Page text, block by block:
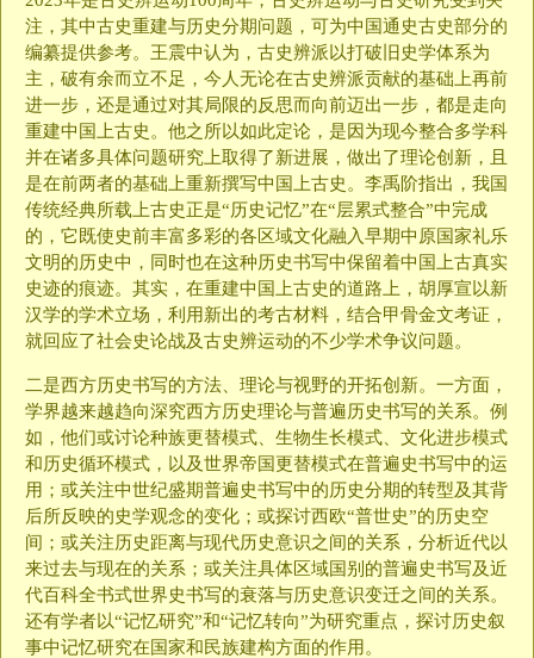
注，其中古史重建与历史分期问题，可为中国通史古史部分的
编纂提供参考。王震中认为，古史辨派以打破旧史学体系为
主，破有余而立不足，今人无论在古史辨派贡献的基础上再前
进一步，还是通过对其局限的反思而向前迈出一步，都是走向
重建中国上古史。他之所以如此定论，是因为现今整合多学科
并在诸多具体问题研究上取得了新进展，做出了理论创新，且
是在前两者的基础上重新撰写中国上古史。李禹阶指出，我国
传统经典所载上古史正是“历史记忆”在“层累式整合”中完成
的，它既使史前丰富多彩的各区域文化融入早期中原国家礼乐
文明的历史中，同时也在这种历史书写中保留着中国上古真实
史迹的痕迹。其实，在重建中国上古史的道路上，胡厚宣以新
汉学的学术立场，利用新出的考古材料，结合甲骨金文考证，
就回应了社会史论战及古史辨运动的不少学术争议问题。
二是西方历史书写的方法、理论与视野的开拓创新。一方面，
学界越来越趋向深究西方历史理论与普遍历史书写的关系。例
如，他们或讨论种族更替模式、生物生长模式、文化进步模式
和历史循环模式，以及世界帝国更替模式在普遍史书写中的运
用；或关注中世纪盛期普遍史书写中的历史分期的转型及其背
后所反映的史学观念的变化；或探讨西欧“普世史”的历史空
间；或关注历史距离与现代历史意识之间的关系，分析近代以
来过去与现在的关系；或关注具体区域国别的普遍史书写及近
代百科全书式世界史书写的衰落与历史意识变迁之间的关系。
还有学者以“记忆研究”和“记忆转向”为研究重点，探讨历史叙
事中记忆研究在国家和民族建构方面的作用。